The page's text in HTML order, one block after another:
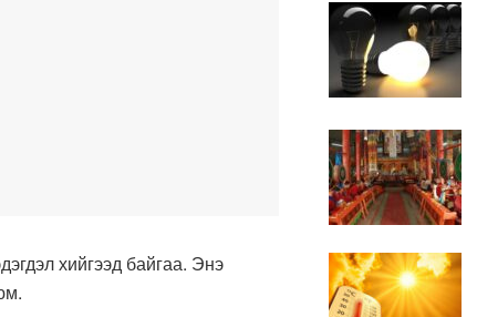
хийгээд байгаа. Энэ